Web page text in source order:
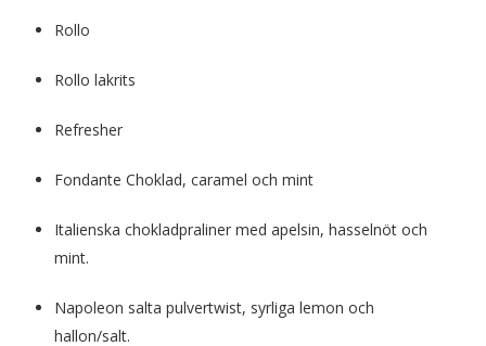
Rollo
Rollo lakrits
Refresher
Fondante Choklad, caramel och mint
Italienska chokladpraliner med apelsin, hasselnöt och
mint.
Napoleon salta pulvertwist, syrliga lemon och
hallon/salt.